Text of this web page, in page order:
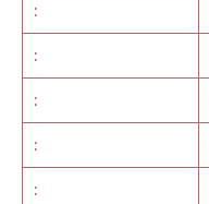
:
:
:
:
: